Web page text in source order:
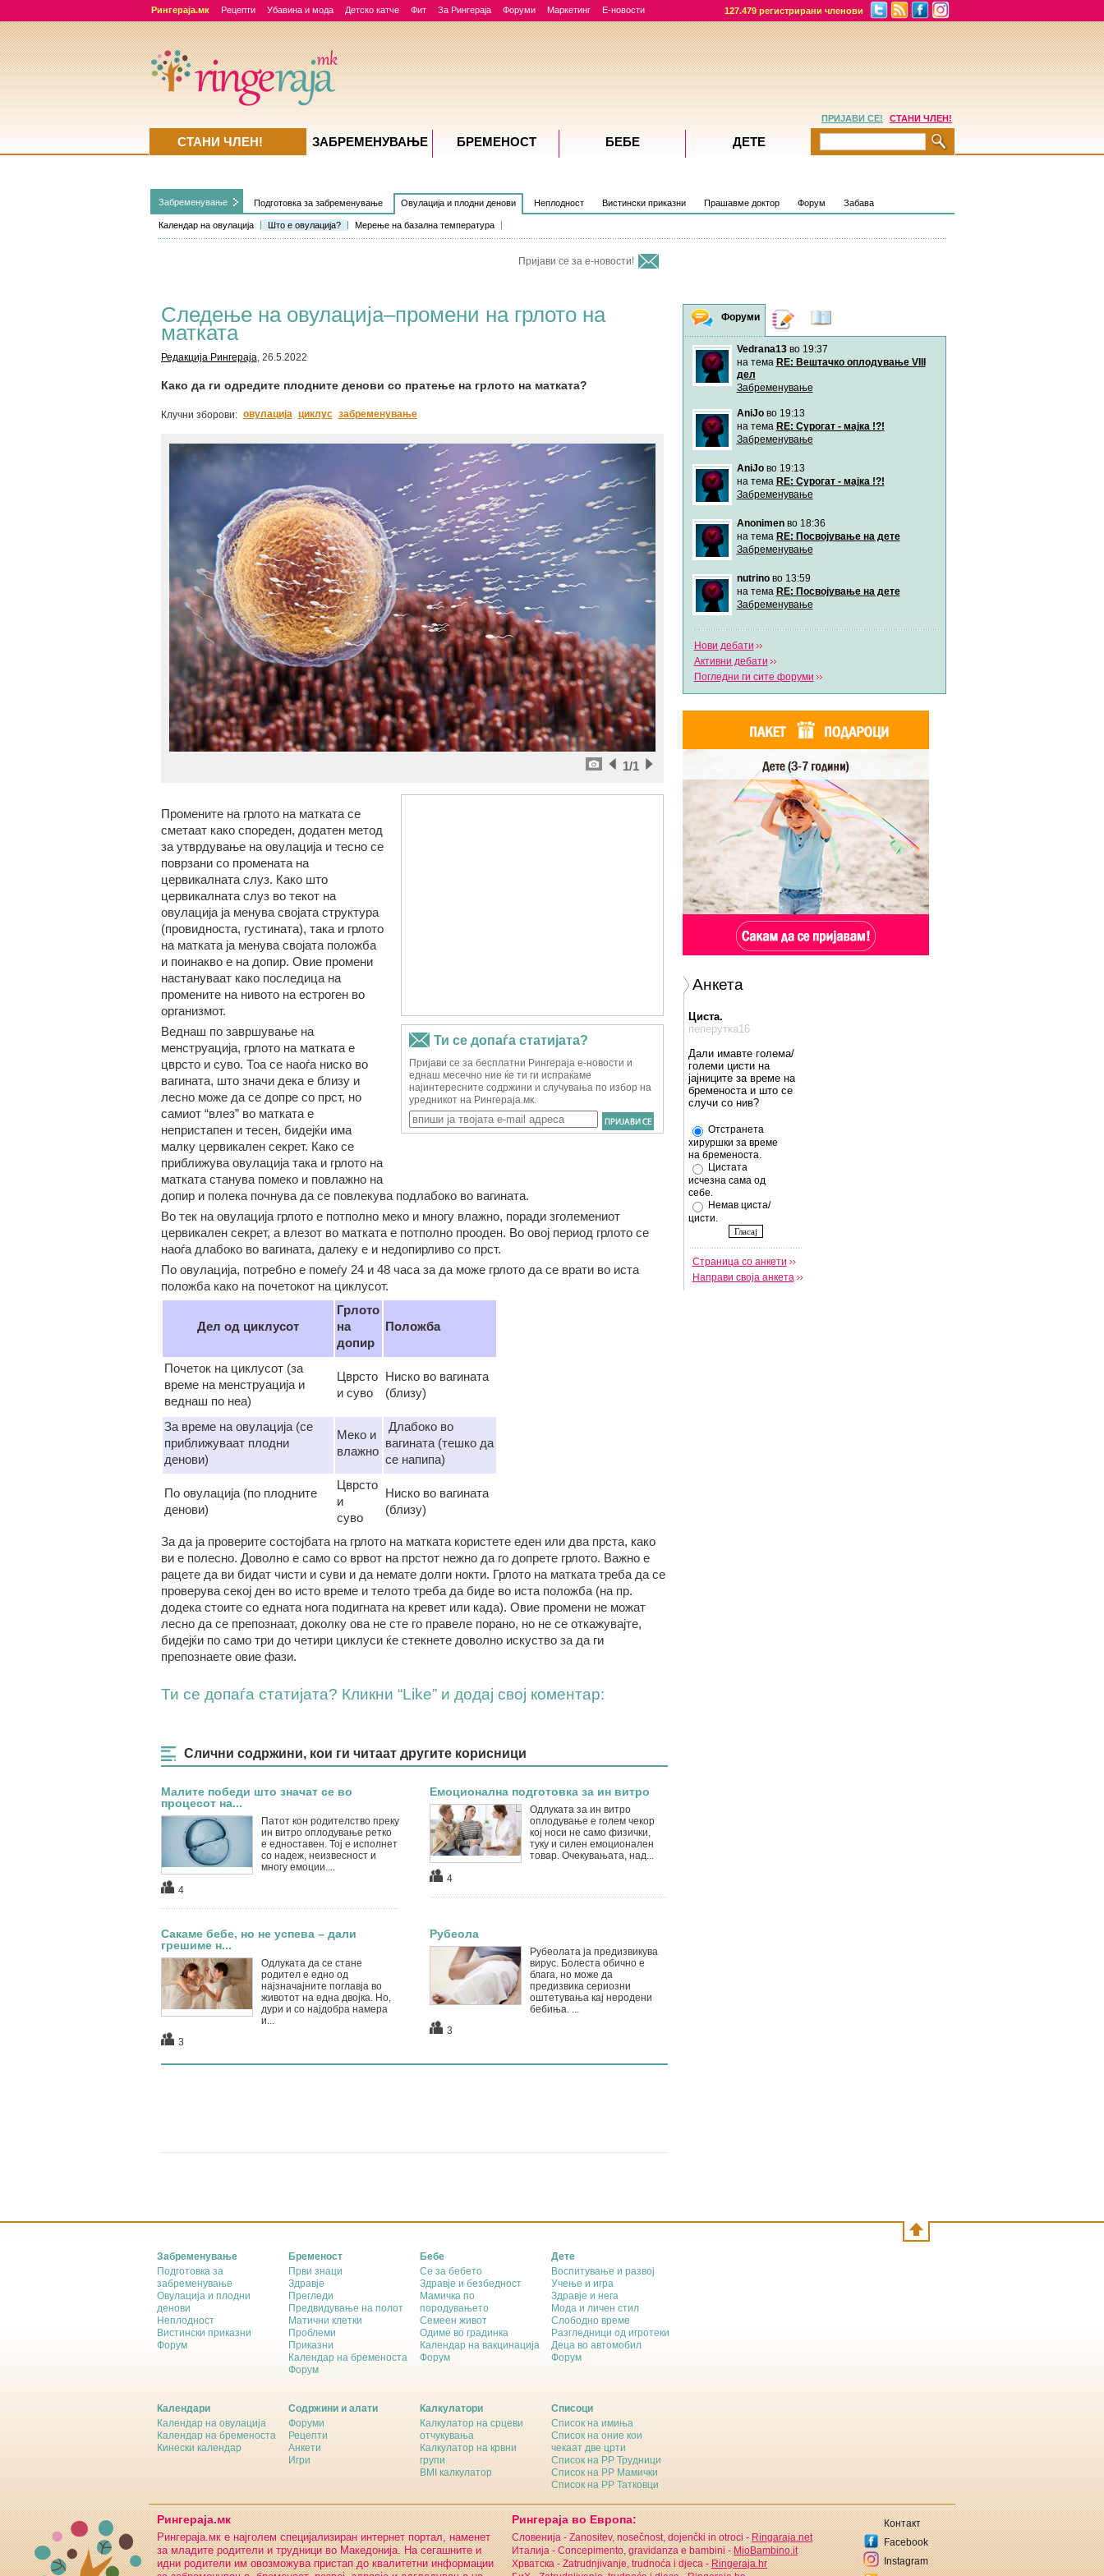
Рингераја.мк Рецепти Убавина и мода Детско катче Фит За Рингераја Форуми Маркетинг Е-новости 127.479 регистрирани членови
Забременувањe Подготовка за забременување Овулација и плодни денови
Календар на овулација Што е овулација? Мерење на базална температура
Неплодност Вистински приказни Прашавме доктор Форум Забава
Пријави се за е-новости!
Следење на овулација–промени на грлото на
матката
Редакција Рингераја, 26.5.2022
Како да ги одредите плодните денови со пратење на грлото на матката?
Клучни зборови: овулација циклус забременување
/1
1
Промените на грлото на матката се
сметаат како спореден, додатен метод
за утврдување на овулација и тесно се
поврзани со промената на
цервикалната слуз. Како што
цервикалната слуз во текот на
овулација ја менува својата структура
(провидноста, густината), така и грлото
на матката ја менува својата положба
и поинакво е на допир. Овие промени
настануваат како последица на
промените на нивото на естроген во
организмот.
Веднаш по завршување на
менструација, грлото на матката е
цврсто и суво. Тоа се наоѓа ниско во
вагината, што значи дека е близу и
лесно може да се допре со прст, но
самиот “влез” во матката е
непристапен и тесен, бидејќи има
малку цервикален секрет. Како се
приближува овулација така и грлото на
матката станува помеко и повлажно на
допир и полека почнува да се повлекува подлабоко во вагината.
Во тек на овулација грлото е потполно меко и многу влажно, поради зголемениот
цервикален секрет, а влезот во матката е потполно прооден. Во овој период грлото се
наоѓа длабоко во вагината, далеку е и недопирливо со прст.
По овулација, потребно е помеѓу 24 и 48 часа за да може грлото да се врати во иста
положба како на почетокот на циклусот.
Дел од циклусот
Грлото
на
допир
Положба
Почеток на циклусот (за
време на менструација и
веднаш по неа)
Цврсто
и суво
Ниско во вагината
(близу)
За време на овулација (се
приближуваат плодни
денови)
Меко и
влажно
Длабоко во
вагината (тешко да
се напипа)
По овулација (по плодните
денови)
Цврсто
и
суво
Ниско во вагината
(близу)
За да ја проверите состојбата на грлото на матката користете еден или два прста, како
ви е полесно. Доволно е само со врвот на прстот нежно да го допрете грлото. Важно е
рацете да ви бидат чисти и суви и да немате долги нокти. Грлото на матката треба да се
проверува секој ден во исто време и телото треба да биде во иста положба (на пр.
додека стоите со едната нога подигната на кревет или када). Овие промени не можат
лесно да се препознаат, доколку ова не сте го правеле порано, но не се откажувајте,
бидејќи по само три до четири циклуси ќе стекнете доволно искуство за да ги
препознаете овие фази.
Ти се допаѓа статијата? Кликни “Like” и додај свој коментар:
Слични содржини, кои ги читаат другите корисници
Малите победи што значат сe во
процесот на...
Патот кон родителство преку
ин витро оплодување ретко
е едноставен. Тој е исполнет
со надеж, неизвесност и
многу емоции....
4
Емоционална подготовка за ин витро
Одлуката за ин витро
оплодување е голем чекор
кој носи не само физички,
туку и силен емоционален
товар. Очекувањата, над...
4
Сакаме бебе, но не успева – дали
грешиме н...
Одлуката да се стане
родител е едно од
најзначајните поглавја во
животот на една двојка. Но,
дури и со најдобра намера
и...
3
Рубеола
Рубеолата ја предизвикува
вирус. Болеста обично е
блага, но може да
предизвика сериозни
оштетувања кај неродени
бебиња. ...
3
Форуми Дневници
Vedrana13во 19:37
на тема RE: Вештачко оплодување VIII
дел
Забременување
AniJoво 19:13
на тема RE: Сурогат - мајка !?!
Забременување
AniJoво 19:13
на тема RE: Сурогат - мајка !?!
Забременување
Anonimenво 18:36
на тема RE: Посвојување на дете
Забременување
nutrinoво 13:59
на тема RE: Посвојување на дете
Забременување
Нови дебати
Активни дебати
Погледни ги сите форуми
Анкета
Циста.
пеперутка16
Дали имавте голема/
големи цисти на
јајниците за време на
бременоста и што се
случи со нив?
Отстранета
хируршки за време
на бременоста.
Цистата
исчезна сама од
себе.
Немав циста/
цисти.
Страница со анкети
Направи своја анкета
ПРИЈАВИ СЕ! СТАНИ ЧЛЕН!
СТАНИ ЧЛЕН! ЗАБРЕМЕНУВАЊE БРЕМЕНОСТ БЕБЕ ДЕТЕ
Забременување
Подготовка за
забременување
Овулација и плодни
денови
Неплодност
Вистински приказни
Форум
Бременост
Први знаци
Здравје
Прегледи
Предвидување на полот
Матични клетки
Проблеми
Приказни
Календар на бременоста
Форум
Бебе
Се за бебето
Здравје и безбедност
Мамичка по
породувањето
Семеен живот
Одиме во градинка
Календар на вакцинација
Форум
Дете
Воспитување и развој
Учење и игра
Здравје и нега
Мода и личен стил
Слободно време
Разгледници од игротеки
Деца во автомобил
Форум
Календари
Календар на овулација
Календар на бременоста
Кинески календар
Содржини и алати
Форуми
Рецепти
Анкети
Игри
Калкулатори
Калкулатор на срцеви
отчукувања
Калкулатор на крвни
групи
BMI калкулатор
Списоци
Список на имиња
Список на оние кои
чекаат две црти
Список на РР Трудници
Список на РР Мамички
Список на РР Татковци
Рингераја.мк
Рингераја.мк е најголем специјализиран интернет портал, наменет
за младите родители и трудници во Македонија. На сегашните и
идни родители им овозможува пристап до квалитетни информации
Рингераја во Европа:
Словенија - Zanositev, nosečnost, dojenčki in otroci -Ringaraja.net
Италија - Concepimento, gravidanza e bambini -MioBambino.it
Хрватска - Zatrudnjivanje, trudnoća i djeca -Ringeraja.hr
Контакт
Facebook
Instagram